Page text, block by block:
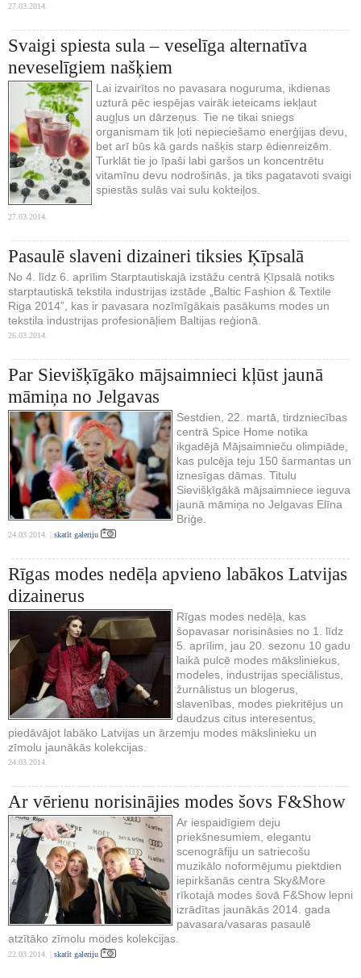
27.03.2014.
Svaigi spiesta sula – veselīga alternatīva
neveselīgiem našķiem
Lai izvairītos no pavasara noguruma, ikdienas
uzturā pēc iespējas vairāk ieteicams iekļaut
augļus un dārzeņus. Tie ne tikai sniegs
organismam tik ļoti nepieciešamo enerģijas devu,
bet arī būs kā gards našķis starp ēdienreizēm.
Turklāt tie jo īpaši labi garšos un koncentrētu
vitamīnu devu nodrošinās, ja tiks pagatavoti svaigi
spiestās sulās vai sulu kokteiļos.
27.03.2014.
Pasaulē slaveni dizaineri tiksies Ķīpsalā
No 4. līdz 6. aprīlim Starptautiskajā izstāžu centrā Ķīpsalā notiks
starptautiskā tekstila industrijas izstāde „Baltic Fashion & Textile
Riga 2014”, kas ir pavasara nozīmīgākais pasākums modes un
tekstila industrijas profesionāļiem Baltijas reģionā.
26.03.2014.
Par Sievišķīgāko mājsaimnieci kļūst jaunā
māmiņa no Jelgavas
Sestdien, 22. martā, tirdzniecības
centrā Spice Home notika
ikgadējā Mājsaimnieču olimpiāde,
kas pulcēja teju 150 šarmantas un
iznesīgas dāmas. Titulu
Sievišķīgākā mājsaimniece ieguva
jaunā māmiņa no Jelgavas Elīna
Briģe.
24.03.2014. | skatīt galeriju
Rīgas modes nedēļa apvieno labākos Latvijas
dizainerus
Rīgas modes nedēļa, kas
šopavasar norisināsies no 1. līdz
5. aprīlim, jau 20. sezonu 10 gadu
laikā pulcē modes māksliniekus,
modeles, industrijas speciālistus,
žurnālistus un blogerus,
slavenības, modes piekritējus un
daudzus citus interesentus,
piedāvājot labāko Latvijas un ārzemju modes mākslinieku un
zīmolu jaunākās kolekcijas.
24.03.2014.
Ar vērienu norisinājies modes šovs F&Show
Ar iespaidīgiem deju
priekšnesumiem, elegantu
scenogrāfiju un satriecošu
muzikālo noformējumu piektdien
iepirkšanās centra Sky&More
rīkotajā modes šovā F&Show lepni
izrādītas jaunākās 2014. gada
pavasara/vasaras pasaulē
atzītāko zīmolu modes kolekcijas.
22.03.2014. | skatīt galeriju